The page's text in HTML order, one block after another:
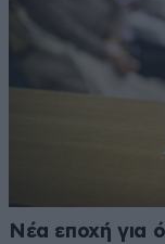
Νέα εποχή για